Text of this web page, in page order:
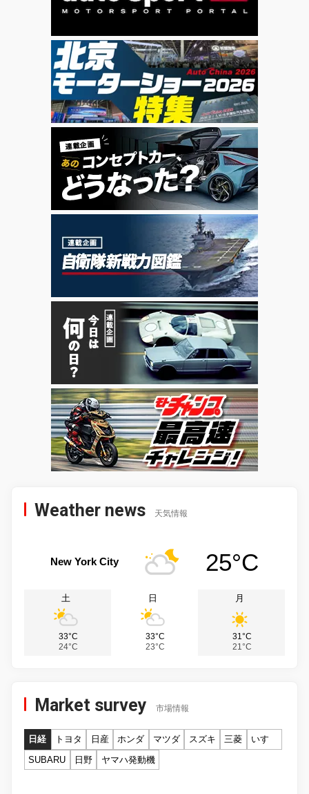
Weather news 天気情報
New York City 25°C
土
33°C
24°C
日
33°C
23°C
月
31°C
21°C
Market survey 市場情報
日経 トヨタ 日産 ホンダ マツダ スズキ 三菱
いすゞ
SUBARU
日野 ヤマハ発動機